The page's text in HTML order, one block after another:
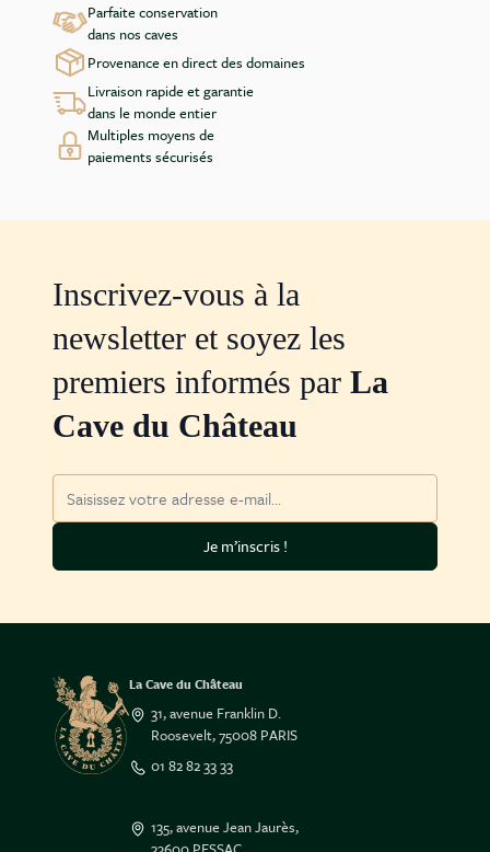
Parfaite conservation
dans nos caves
Provenance en direct des domaines
Livraison rapide et garantie
dans le monde entier
Multiples moyens de
paiements sécurisés
Inscrivez-vous à la
newsletter et soyez les
premiers informés par La
Cave du Château
Adresse mail
Je m’inscris !
La Cave du Château
31, avenue Franklin D.
Roosevelt, 75008 PARIS
01 82 82 33 33
135, avenue Jean Jaurès,